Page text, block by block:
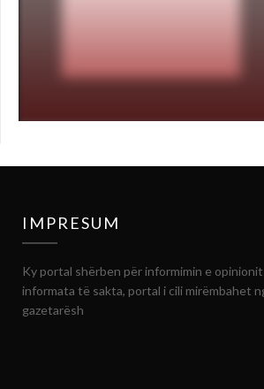
IMPRESUM
Ky portal shërben për informimin e
informata të sakta, portal i cili mirëmbahet
gazetarësh